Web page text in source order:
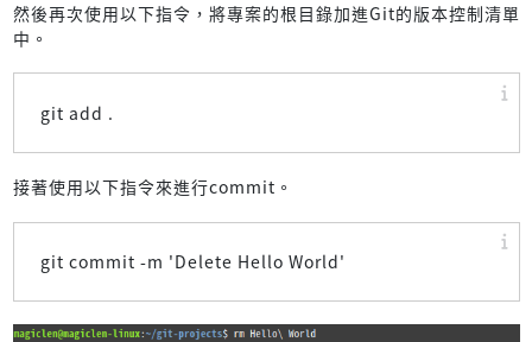
然後再次使用以下指令，將專案的根目錄加進Git的版本控制清單
中。
git add .
接著使用以下指令來進行commit。
git commit -m 'Delete Hello World'